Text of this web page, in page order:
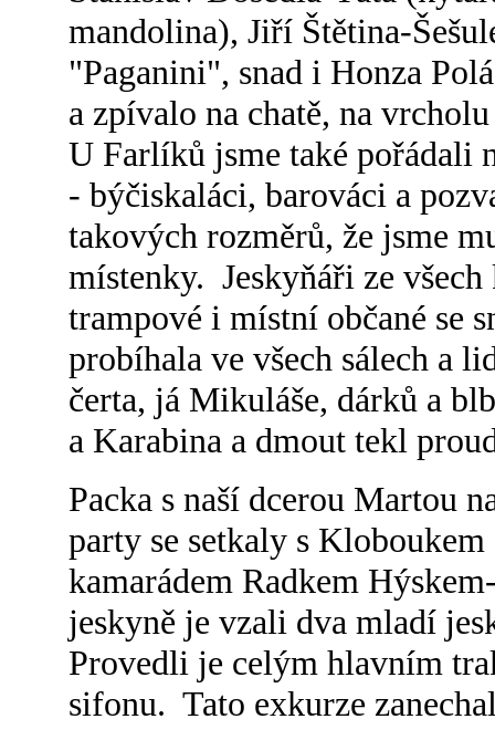
mandolina), Jiří Štětina-
"Paganini", snad i Honza
a zpívalo na chatě, na
U Farlíků jsme také pořádali
- býčiskaláci, barováci a
takových rozměrů, že jsme
místenky. Jeskyňáři ze
trampové i místní občané se
probíhala ve všech sálech a
čerta, já Mikuláše, dárků a
a Karabina a dmout tekl
Packa s naší dcerou Martou
party se setkaly s
kamarádem Radkem
jeskyně je vzali dva mladí
Provedli je celým hlavním
sifonu. Tato exkurze